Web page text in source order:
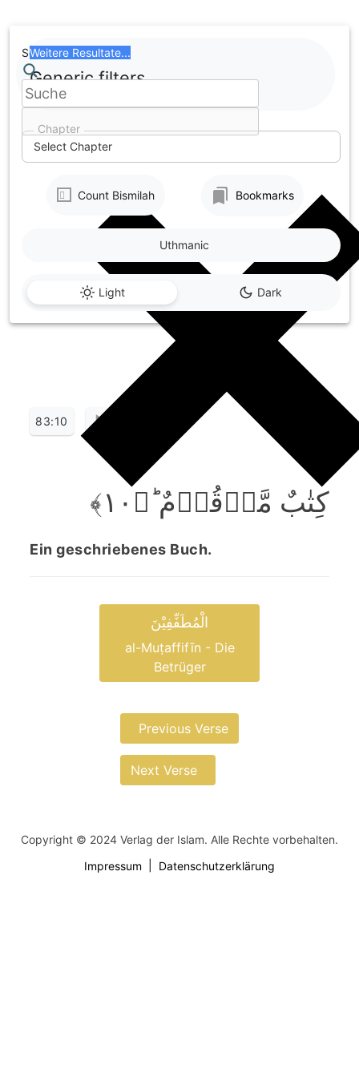
to
content
Chapter
Select Chapter
Search
Weitere Resultate...
Generic filters
Count Bismilah Bookmarks
Light Dark
Uthmanic
83:10
کِتٰبٌ مَّرۡقُوۡمٌ ؕ﴿۱۰﴾
Ein geschriebenes Buch.
الْمُطَفِّفِیْنَ
al-Muṭaffifīn - Die
Betrüger
Previous Verse
Next Verse
Copyright © 2024 Verlag der Islam. Alle Rechte vorbehalten.
Impressum
Datenschutzerklärung